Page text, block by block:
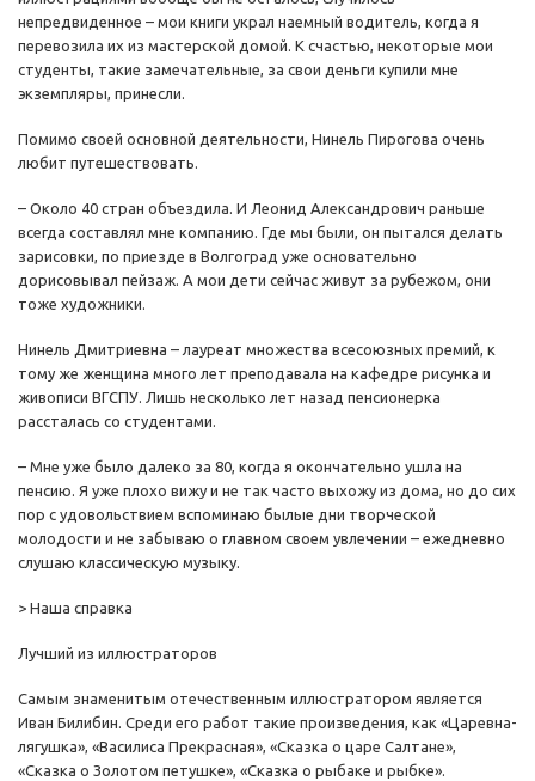
непредвиденное – мои книги украл наемный водитель, когда я
перевозила их из мастерской домой. К счастью, некоторые мои
студенты, такие замечательные, за свои деньги купили мне
экземпляры, принесли.
Помимо своей основной деятельности, Нинель Пирогова очень
любит путешествовать.
– Около 40 стран объездила. И Леонид Александрович раньше
всегда составлял мне компанию. Где мы были, он пытался делать
зарисовки, по приезде в Волгоград уже основательно
дорисовывал пейзаж. А мои дети сейчас живут за рубежом, они
тоже художники.
Нинель Дмитриевна – лауреат множества всесоюзных премий, к
тому же женщина много лет преподавала на кафедре рисунка и
живописи ВГСПУ. Лишь несколько лет назад пенсионерка
рассталась со студентами.
– Мне уже было далеко за 80, когда я окончательно ушла на
пенсию. Я уже плохо вижу и не так часто выхожу из дома, но до сих
пор с удовольствием вспоминаю былые дни творческой
молодости и не забываю о главном своем увлечении – ежедневно
слушаю классическую музыку.
> Наша справка
Лучший из иллюстраторов
Самым знаменитым отечественным иллюстратором является
Иван Билибин. Среди его работ такие произведения, как «Царевна-
лягушка», «Василиса Прекрасная», «Сказка о царе Салтане»,
«Сказка о Золотом петушке», «Сказка о рыбаке и рыбке».